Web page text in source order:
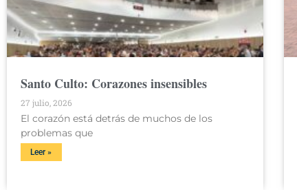
Santo Culto: Corazones insensibles
27 julio, 2026
El corazón está detrás de muchos de los
problemas que
Leer »